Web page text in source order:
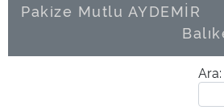
Pakize Mutlu AYDEMİR
Ara: